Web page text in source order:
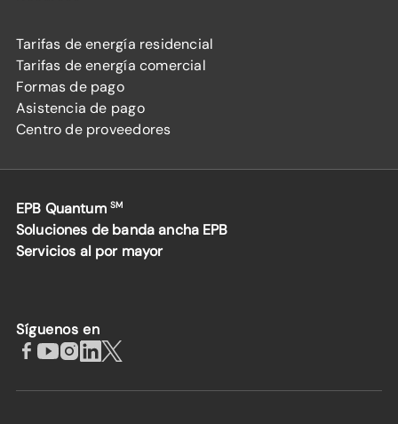
Tarifas de energía residencial
Tarifas de energía comercial
Formas de pago
Asistencia de pago
Centro de proveedores
EPB Quantum SM
Soluciones de banda ancha EPB
Servicios al por mayor
Síguenos en